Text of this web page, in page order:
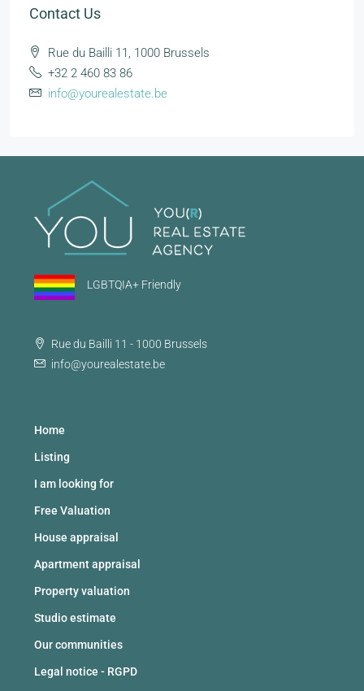
Contact Us
Rue du Bailli 11, 1000 Brussels
+32 2 460 83 86
info@yourealestate.be
LGBTQIA+ Friendly
Rue du Bailli 11 - 1000 Brussels
info@yourealestate.be
Home
Listing
I am looking for
Free Valuation
House appraisal
Apartment appraisal
Property valuation
Studio estimate
Our communities
Legal notice - RGPD